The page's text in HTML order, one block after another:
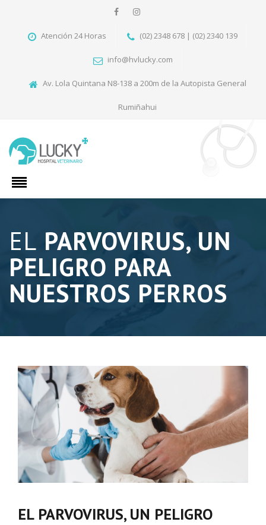
Atención 24 Horas (02) 2348 678 | (02) 2340 139
info@hvlucky.com
Av. Lola Quintana N8-138 a 200m de la Autopista General
Rumiñahui
EL PARVOVIRUS, UN
PELIGRO PARA
NUESTROS PERROS
EL PARVOVIRUS, UN PELIGRO